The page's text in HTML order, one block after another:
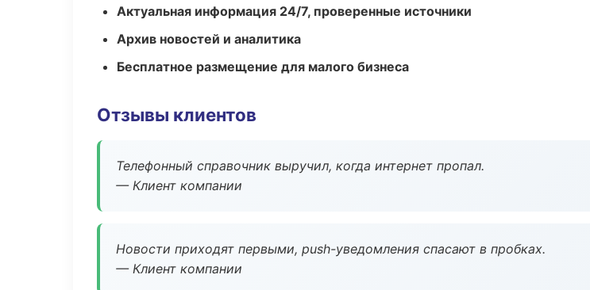
Актуальная информация 24/7, проверенные источники
Архив новостей и аналитика
Бесплатное размещение для малого бизнеса
Отзывы клиентов
Телефонный справочник выручил, когда интернет пропал.
— Клиент компании
Новости приходят первыми, push-уведомления спасают в пробках.
— Клиент компании